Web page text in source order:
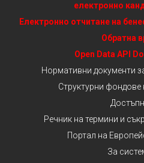
електронно
Електронно отчитане на
Обратна
Open Data API
Нормативни документи
Структурни фондове
Речник на термини и
Портал на
За